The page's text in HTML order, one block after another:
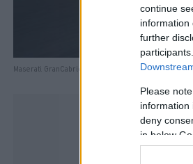
continue
information
further
Please
information
deny
in below
Maserati GranCabrio